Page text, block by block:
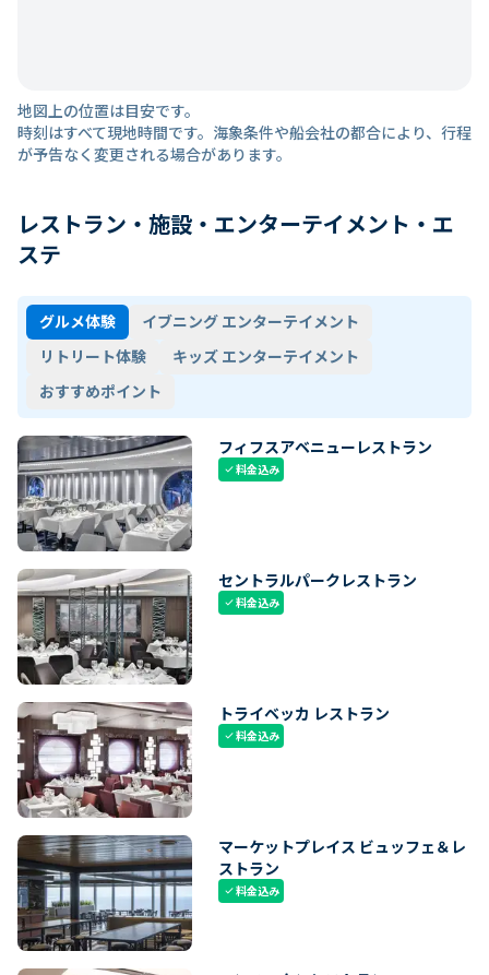
地図上の位置は目安です。
時刻はすべて現地時間です。海象条件や船会社の都合により、行程
が予告なく変更される場合があります。
レストラン・施設・エンターテイメント・エ
ステ
グルメ体験
イブニング エンターテイメント
リトリート体験
キッズ エンターテイメント
おすすめポイント
フィフスアベニューレストラン
check料金込み
セントラルパークレストラン
check料金込み
トライベッカ レストラン
check料金込み
マーケットプレイス ビュッフェ＆レ
ストラン
check料金込み